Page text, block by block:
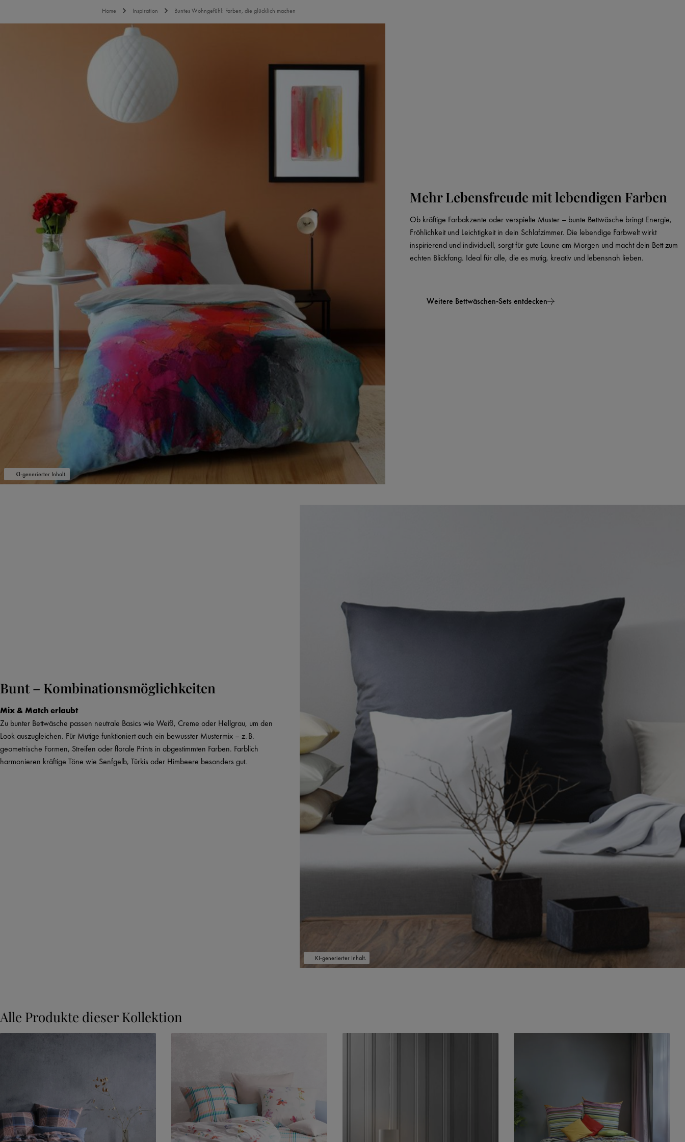
Home Inspiration Buntes Wohngefühl: Farben, die glücklich machen
KI-generierter Inhalt.
Mehr Lebensfreude mit lebendigen Farben
Ob kräftige Farbakzente oder verspielte Muster – bunte Bettwäsche bringt Energie,
Fröhlichkeit und Leichtigkeit in dein Schlafzimmer. Die lebendige Farbwelt wirkt
inspirierend und individuell, sorgt für gute Laune am Morgen und macht dein Bett zum
echten Blickfang. Ideal für alle, die es mutig, kreativ und lebensnah lieben.
Weitere Bettwäschen-Sets entdecken
Bunt – Kombinationsmöglichkeiten
Mix & Match erlaubt
Zu bunter Bettwäsche passen neutrale Basics wie Weiß, Creme oder Hellgrau, um den
Look auszugleichen. Für Mutige funktioniert auch ein bewusster Mustermix – z. B.
geometrische Formen, Streifen oder florale Prints in abgestimmten Farben. Farblich
harmonieren kräftige Töne wie Senfgelb, Türkis oder Himbeere besonders gut.
KI-generierter Inhalt.
Alle Produkte dieser Kollektion